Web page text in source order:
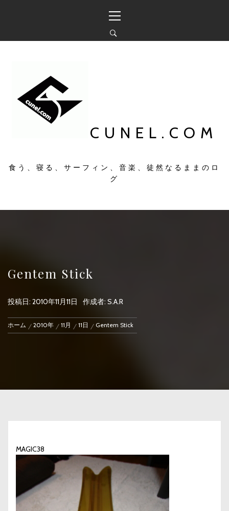
ン
イ
ン
メ
CUNEL.COM
食う、寝る、サーフィン、音楽、徒然なるままのロ
グ
Gentem Stick
投稿日: 2010年11月11日 作成者: S.A.R
ホーム 2010年 11月 11日 Gentem Stick
MAGIC38